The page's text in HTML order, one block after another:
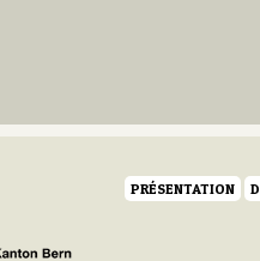
PRÉSENTATION